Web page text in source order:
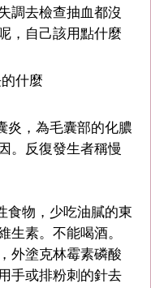
調去檢查抽血都沒
，自己該用點什麼
什麼
，為毛囊部的化膿
。反復發生者稱慢
物，少吃油膩的東
生素。不能喝酒。
外塗克林霉素磷酸
手或排粉刺的針去